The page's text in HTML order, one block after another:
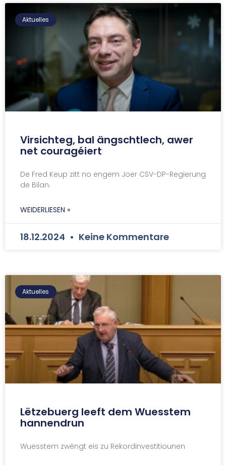
Aktuelles
Virsichteg, bal ängschtlech, awer
net couragéiert
De Fred Keup zitt no engem Joer CSV-DP-Regierung
de Bilan.
WEIDERLIESEN »
18.12.2024 Keine Kommentare
Aktuelles
Lëtzebuerg leeft dem Wuesstem
hannendrun
Wuesstem zwéngt eis zu Rekordinvestitiounen